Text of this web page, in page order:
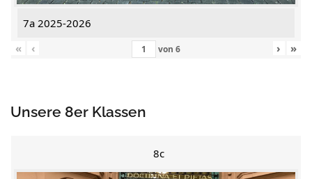
7a 2025-2026
«
‹ von 6 › »
Unsere 8er Klassen
8c